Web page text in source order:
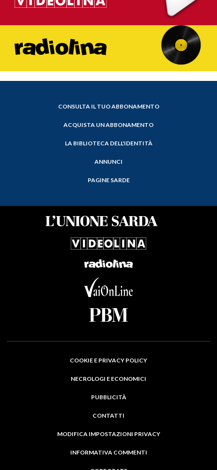
CONSULTA IL TUO ABBONAMENTO
ACQUISTA UN ABBONAMENTO
LA BIBLIOTECA DELL'IDENTITÀ
ANNUNCI
PAGINE SARDE
COOKIE E PRIVACY POLICY
NECROLOGI E ECONOMICI
PUBBLICITÀ
CONTATTI
MODIFICA IMPOSTAZIONI PRIVACY
INFORMATIVA COMMENTI